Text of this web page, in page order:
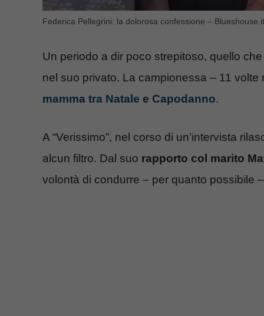
Federica Pellegrini: la dolorosa confessione – Blueshouse.it
Un periodo a dir poco strepitoso, quello che
nel suo privato. La campionessa – 11 volte
mamma tra Natale e Capodanno.
A “Verissimo”, nel corso di un’intervista
alcun filtro. Dal suo rapporto col marito
volontà di condurre – per quanto possibile